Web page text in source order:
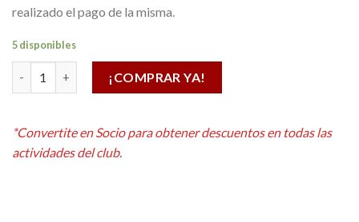
realizado el pago de la misma.
5 disponibles
¡COMPRAR YA!
*Convertite en Socio para obtener descuentos en todas las
actividades del club.